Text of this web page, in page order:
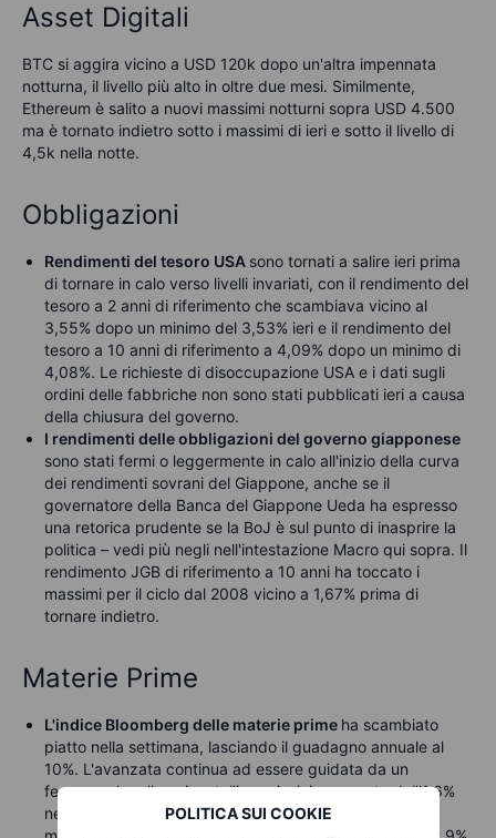
POLITICA SUI COOKIE
Asset Digitali
BTC si aggira vicino a USD 120k dopo un'altra impennata
notturna, il livello più alto in oltre due mesi. Similmente,
Ethereum è salito a nuovi massimi notturni sopra USD 4.500
ma è tornato indietro sotto i massimi di ieri e sotto il livello di
4,5k nella notte.
Obbligazioni
Rendimenti del tesoro USA sono tornati a salire ieri prima
di tornare in calo verso livelli invariati, con il rendimento del
tesoro a 2 anni di riferimento che scambiava vicino al
3,55% dopo un minimo del 3,53% ieri e il rendimento del
tesoro a 10 anni di riferimento a 4,09% dopo un minimo di
4,08%. Le richieste di disoccupazione USA e i dati sugli
ordini delle fabbriche non sono stati pubblicati ieri a causa
della chiusura del governo.
I rendimenti delle obbligazioni del governo giapponese
sono stati fermi o leggermente in calo all'inizio della curva
dei rendimenti sovrani del Giappone, anche se il
governatore della Banca del Giappone Ueda ha espresso
una retorica prudente se la BoJ è sul punto di inasprire la
politica – vedi più negli nell'intestazione Macro qui sopra. Il
rendimento JGB di riferimento a 10 anni ha toccato i
massimi per il ciclo dal 2008 vicino a 1,67% prima di
tornare indietro.
Materie Prime
L'indice Bloomberg delle materie prime ha scambiato
piatto nella settimana, lasciando il guadagno annuale al
10%. L'avanzata continua ad essere guidata da un
fenomenale rally nei metalli preziosi, in aumento dell'1,6%
nella settimana e del 48% su base annua, con anche i